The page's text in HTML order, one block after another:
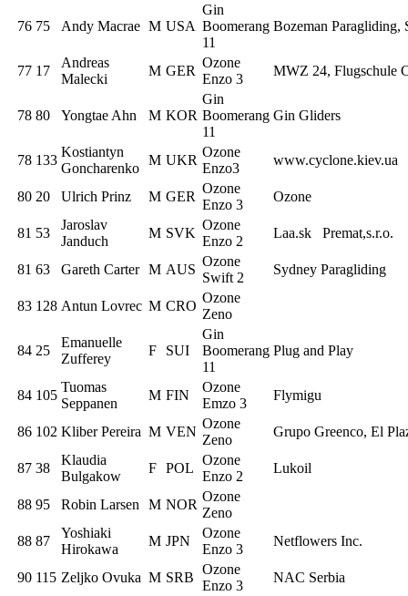
76 75 Andy Macrae M USA
Gin
Boomerang
11
Bozeman Paragliding,
77 17
Andreas
Malecki
M GER
Ozone
Enzo 3
MWZ 24, Flugschule
78 80 Yongtae Ahn M KOR
Gin
Boomerang
11
Gin Gliders
78 133
Kostiantyn
Goncharenko
M UKR
Ozone
Enzo3
www.cyclone.kiev.ua
80 20 Ulrich Prinz M GER
Ozone
Enzo 3
Ozone
81 53
Jaroslav
Janduch
M SVK
Ozone
Enzo 2
Laa.sk Premat,s.r.o.
81 63 Gareth Carter M AUS
Ozone
Swift 2
Sydney Paragliding
83 128 Antun Lovrec M CRO
Ozone
Zeno
84 25
Emanuelle
Zufferey
F SUI
Gin
Boomerang
11
Plug and Play
84 105
Tuomas
Seppanen
M FIN
Ozone
Emzo 3
Flymigu
86 102 Kliber Pereira M VEN
Ozone
Zeno
Grupo Greenco, El
87 38
Klaudia
Bulgakow
F POL
Ozone
Enzo 2
Lukoil
88 95 Robin Larsen M NOR
Ozone
Zeno
88 87
Yoshiaki
Hirokawa
M JPN
Ozone
Enzo 3
Netflowers Inc.
90 115 Zeljko Ovuka M SRB
Ozone
Enzo 3
NAC Serbia